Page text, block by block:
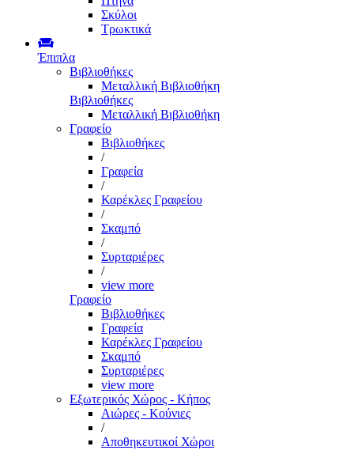
Σκύλοι
Τρωκτικά
Έπιπλα
Βιβλιοθήκες
Μεταλλική Βιβλιοθήκη
Βιβλιοθήκες
Μεταλλική Βιβλιοθήκη
Γραφείο
Βιβλιοθήκες
/
Γραφεία
/
Καρέκλες Γραφείου
/
Σκαμπό
/
Συρταριέρες
/
view more
Γραφείο
Βιβλιοθήκες
Γραφεία
Καρέκλες Γραφείου
Σκαμπό
Συρταριέρες
view more
Εξωτερικός Χώρος - Κήπος
Αιώρες - Κούνιες
/
Αποθηκευτικοί Χώροι